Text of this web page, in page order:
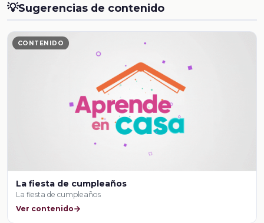
💡Sugerencias de contenido
CONTENIDO
La fiesta de cumpleaños
La fiesta de cumpleaños
Ver contenido